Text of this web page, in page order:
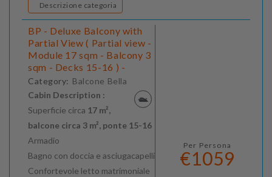
Descrizione categoria
BP - Deluxe Balcony with
Partial View ( Partial view -
Module 17 sqm - Balcony 3
sqm - Decks 15-16 ) -
Category: Balcone Bella
Cabin Description :
Superficie circa 17 m²,
balcone circa 3 m², ponte 15-16
Armadio
Bagno con doccia e asciugacapelli
Confortevole letto matrimoniale
Per Persona
€1059